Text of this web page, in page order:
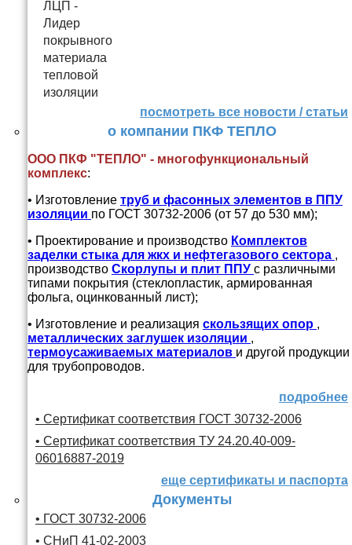
посмотреть все новости / статьи
о компании ПКФ ТЕПЛО
ООО ПКФ "ТЕПЛО" - многофункциональный
комплекс:
• Изготовление труб и фасонных элементов в ППУ
изоляции по ГОСТ 30732-2006 (от 57 до 530 мм);
• Проектирование и производство Комплектов
заделки стыка для жкх и нефтегазового сектора ,
производство Скорлупы и плит ППУ с различными
типами покрытия (стеклопластик, армированная
фольга, оцинкованный лист);
• Изготовление и реализация скользящих опор ,
металлических заглушек изоляции ,
термоусаживаемых материалов и другой продукции
для трубопроводов.
подробнее
• Сертификат соответствия ГОСТ 30732-2006
• Сертификат соответствия ТУ 24.20.40-009-
06016887-2019
еще сертификаты и паспорта
Документы
• ГОСТ 30732-2006
• СНиП 41-02-2003